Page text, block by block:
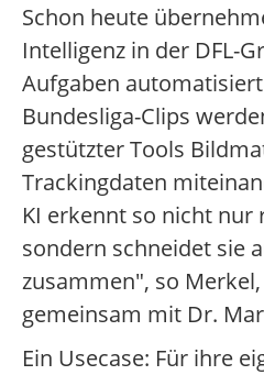
Schon heute
Intelligenz in der DFL-
Aufgaben
Bundesliga-Clips
gestützter Tools
Trackingdaten
KI erkennt so nicht nur
sondern schneidet sie
zusammen", so
gemeinsam mit Dr.
Ein Usecase: Für ihre